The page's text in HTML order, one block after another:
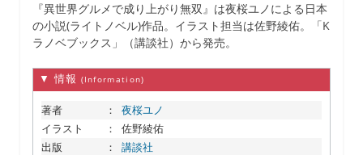
『異世界グルメで成り上がり無双』は夜桜ユノによる日本
の小説(ライトノベル)作品。イラスト担当は佐野綾佑。「K
ラノベブックス」（講談社）から発売。
▼ 情報 (Information)
著者 ：
夜桜ユノ
イラスト
：
佐野綾佑
出版
：
講談社